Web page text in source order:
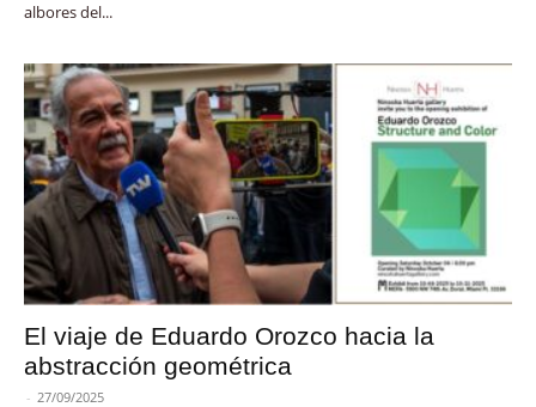
albores del...
El viaje de Eduardo Orozco hacia la
abstracción geométrica
- 27/09/2025